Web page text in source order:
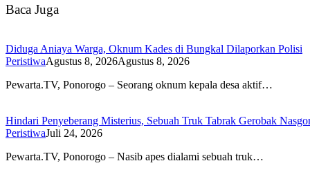
Baca Juga
Diduga Aniaya Warga, Oknum Kades di Bungkal Dilaporkan Polisi
PeristiwaAgustus 8, 2026Agustus 8, 2026
Pewarta.TV, Ponorogo – Seorang oknum kepala desa aktif…
Hindari Penyeberang Misterius, Sebuah Truk Tabrak Gerobak
PeristiwaJuli 24, 2026
Pewarta.TV, Ponorogo – Nasib apes dialami sebuah truk…